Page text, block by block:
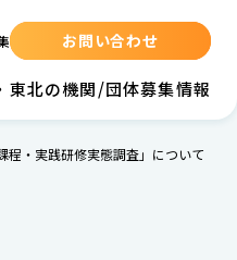
お問い合わせ
東北の機関/団体募集情報
程・実践研修実態調査」について